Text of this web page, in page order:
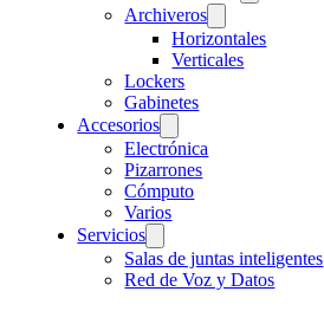
Archiveros
Horizontales
Verticales
Lockers
Gabinetes
Accesorios
Electrónica
Pizarrones
Cómputo
Varios
Servicios
Salas de juntas inteligentes
Red de Voz y Datos